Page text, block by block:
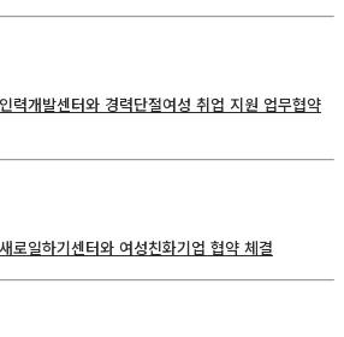
력개발센터와 경력단절여성 취업 지원 업무협약
로일하기센터와 여성친화기업 협약 체결